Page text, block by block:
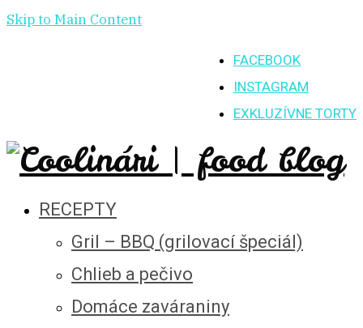
Skip to Main Content
FACEBOOK
INSTAGRAM
EXKLUZÍVNE TORTY
RECEPTY
Gril – BBQ (grilovací špeciál)
Chlieb a pečivo
Domáce zaváraniny